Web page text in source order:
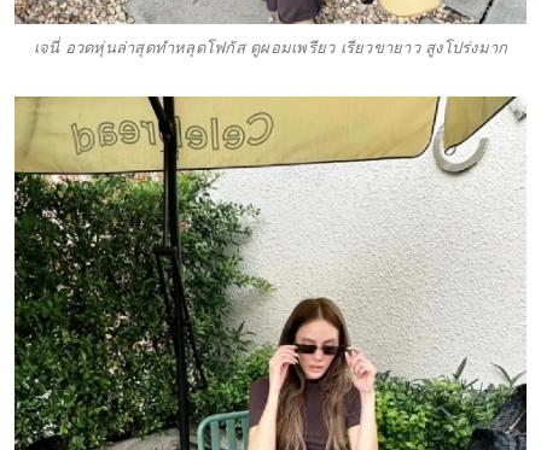
เจนี่ อวดหุ่นล่าสุดทำหลุดโฟกัส ดูผอมเพรียว เรียวขายาว สูงโปร่งมาก